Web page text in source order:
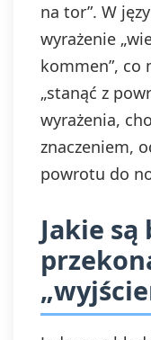
na tor”. W
wyrażenie
kommen”, co
„stanąć z
wyrażenia,
znaczeniem,
powrotu do
Jakie są